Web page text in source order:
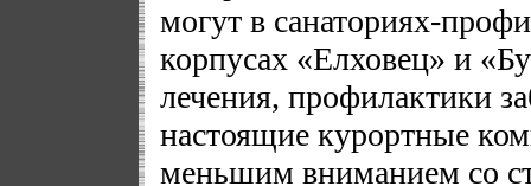
могут в санаториях-
корпусах «Елховец» и
лечения, профилактики
настоящие курортные
меньшим вниманием со